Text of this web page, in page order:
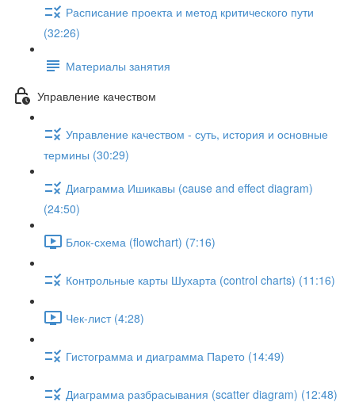
Расписание проекта и метод критического пути
(32:26)
Материалы занятия
Управление качеством
Управление качеством - суть, история и основные
термины (30:29)
Диаграмма Ишикавы (cause and effect diagram)
(24:50)
Блок-схема (flowchart) (7:16)
Контрольные карты Шухарта (control charts) (11:16)
Чек-лист (4:28)
Гистограмма и диаграмма Парето (14:49)
Диаграмма разбрасывания (scatter diagram) (12:48)